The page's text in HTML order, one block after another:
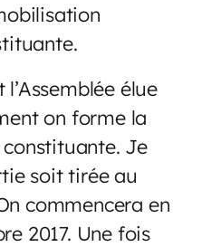
élue
on forme la
Je
soit tirée au
commencera en
2017. Une fois